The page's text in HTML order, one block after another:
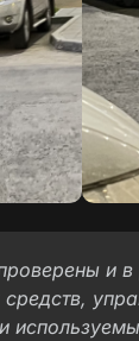
и в
средств,